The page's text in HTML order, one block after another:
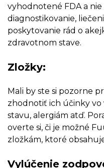
vyhodnotené FDA a
diagnostikovanie,
poskytovanie rád o
zdravotnom stave.
Zložky:
Mali by ste si pozorne
zhodnotiť ich účinky
stavu, alergiám atď.
overte si, či je možné
zložkám, ktoré
Vylúčenie